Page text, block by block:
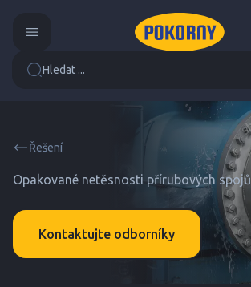
Hledat ...
Řešení
Opakované netěsnosti přírubových spojů
Kontaktujte odborníky